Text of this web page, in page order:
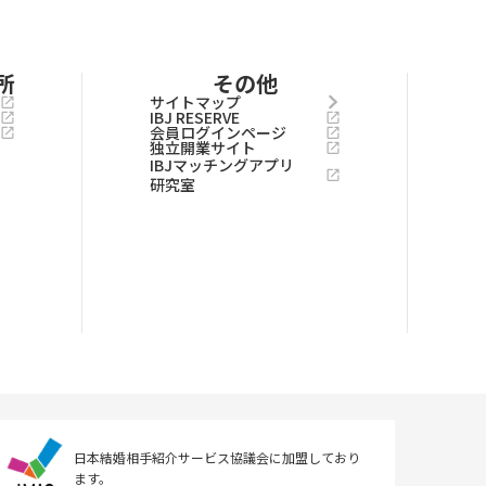
その他
サイトマップ
IBJ RESERVE
会員ログインページ
独立開業サイト
IBJマッチングアプリ
研究室
日本結婚相手紹介サービス協議会に加盟しており
ます。